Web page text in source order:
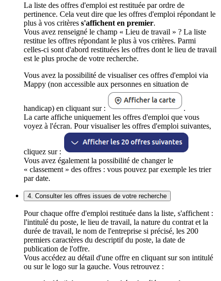
La liste des offres d'emploi est restituée par ordre de
pertinence. Cela veut dire que les offres d'emploi répondant le
plus à vos critères s'affichent en premier.
Vous avez renseigné le champ « Lieu de travail » ? La liste
restitue les offres répondant le plus à vos critères. Parmi
celles-ci sont d'abord restituées les offres dont le lieu de travail
est le plus proche de votre recherche.
Vous avez la possibilité de visualiser ces offres d'emploi via
Mappy (non accessible aux personnes en situation de
handicap) en cliquant sur :
.
La carte affiche uniquement les offres d'emploi que vous
voyez à l'écran. Pour visualiser les offres d'emploi suivantes,
cliquez sur :
Vous avez également la possibilité de changer le
« classement » des offres : vous pouvez par exemple les trier
par date.
4. Consulter les offres issues de votre recherche
Pour chaque offre d'emploi restituée dans la liste, s'affichent :
l'intitulé du poste, le lieu de travail, la nature du contrat et la
durée de travail, le nom de l'entreprise si précisé, les 200
premiers caractères du descriptif du poste, la date de
publication de l'offre.
Vous accédez au détail d'une offre en cliquant sur son intitulé
ou sur le logo sur la gauche. Vous retrouvez :